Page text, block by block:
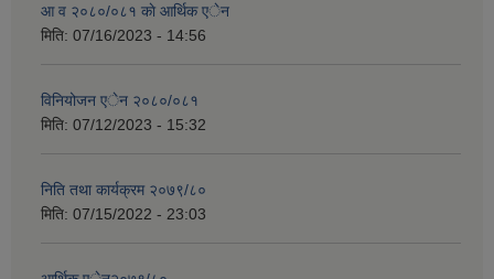
आ व २०८०/०८१ काे आर्थिक एेन
मिति: 07/16/2023 - 14:56
विनियोजन एेन २०८०/०८१
मिति: 07/12/2023 - 15:32
निति तथा कार्यक्रम २०७९/८०
मिति: 07/15/2022 - 23:03